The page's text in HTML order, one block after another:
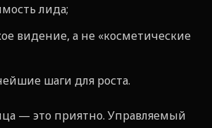
лида;
видение, а не «косметические
шаги для роста.
— это приятно. Управляемый